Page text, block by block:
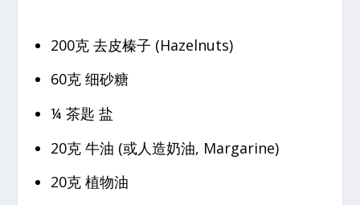
200克 去皮榛子 (Hazelnuts)
60克 细砂糖
¼ 茶匙 盐
20克 牛油 (或人造奶油, Margarine)
20克 植物油